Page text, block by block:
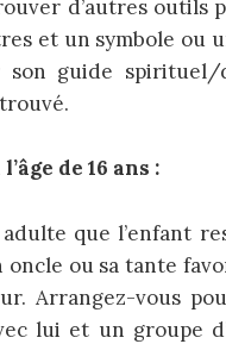
d’autres outils
et un symbole ou
son guide
de 16 ans :
que l’enfant
oncle ou sa tante
Arrangez-vous
lui et un groupe